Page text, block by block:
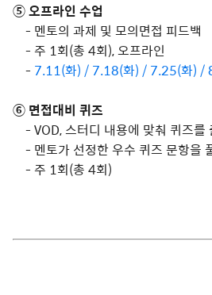
⑤오프라인 수업
- 멘토의 과제 및 모의면접 피드백
- 주 1회(총 4회), 오프라인
- 7.11(화) / 7.18(화) / 7.25(화) /
⑥ 면접대비 퀴즈
- VOD, 스터디 내용에 맞춰 퀴즈를
- 멘토가 선정한 우수 퀴즈 문항을
- 주 1회(총 4회)